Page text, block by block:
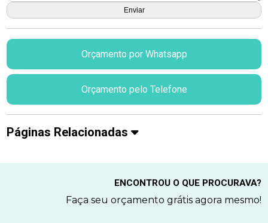
Orçamento por Whatsapp
Orçamento pelo Telefone
Páginas Relacionadas
ENCONTROU O QUE PROCURAVA?
Faça seu orçamento grátis agora mesmo!